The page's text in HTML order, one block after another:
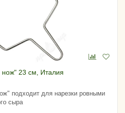
23 см, Италия
подходит для нарезки ровными
сыра